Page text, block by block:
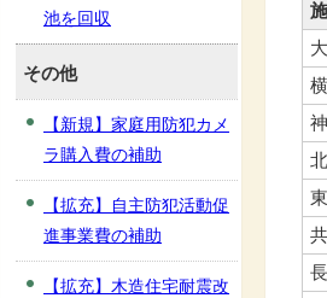
池を回収
その他
【新規】家庭用防犯カメ
ラ購入費の補助
【拡充】自主防犯活動促
進事業費の補助
【拡充】木造住宅耐震改